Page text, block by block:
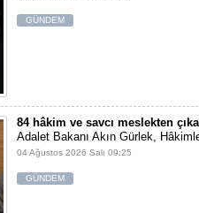
GÜNDEM
84 hâkim ve savcı meslekten
Adalet Bakanı Akın Gürlek,
04 Ağustos 2026 Salı 09:25
GÜNDEM